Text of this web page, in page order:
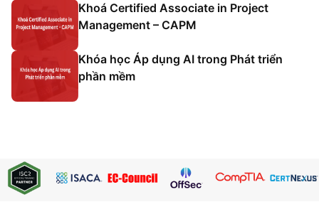
Khoá Certified Associate in Project
Management – CAPM
Khóa học Áp dụng AI trong Phát triển
phần mềm